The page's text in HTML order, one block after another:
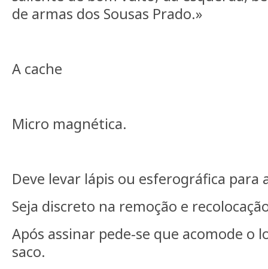
de armas dos Sousas Prado.»
A cache
Micro magnética.
Deve levar lápis ou esferográfica para
Seja discreto na remoção e
Após assinar pede-se que acomode o
saco.